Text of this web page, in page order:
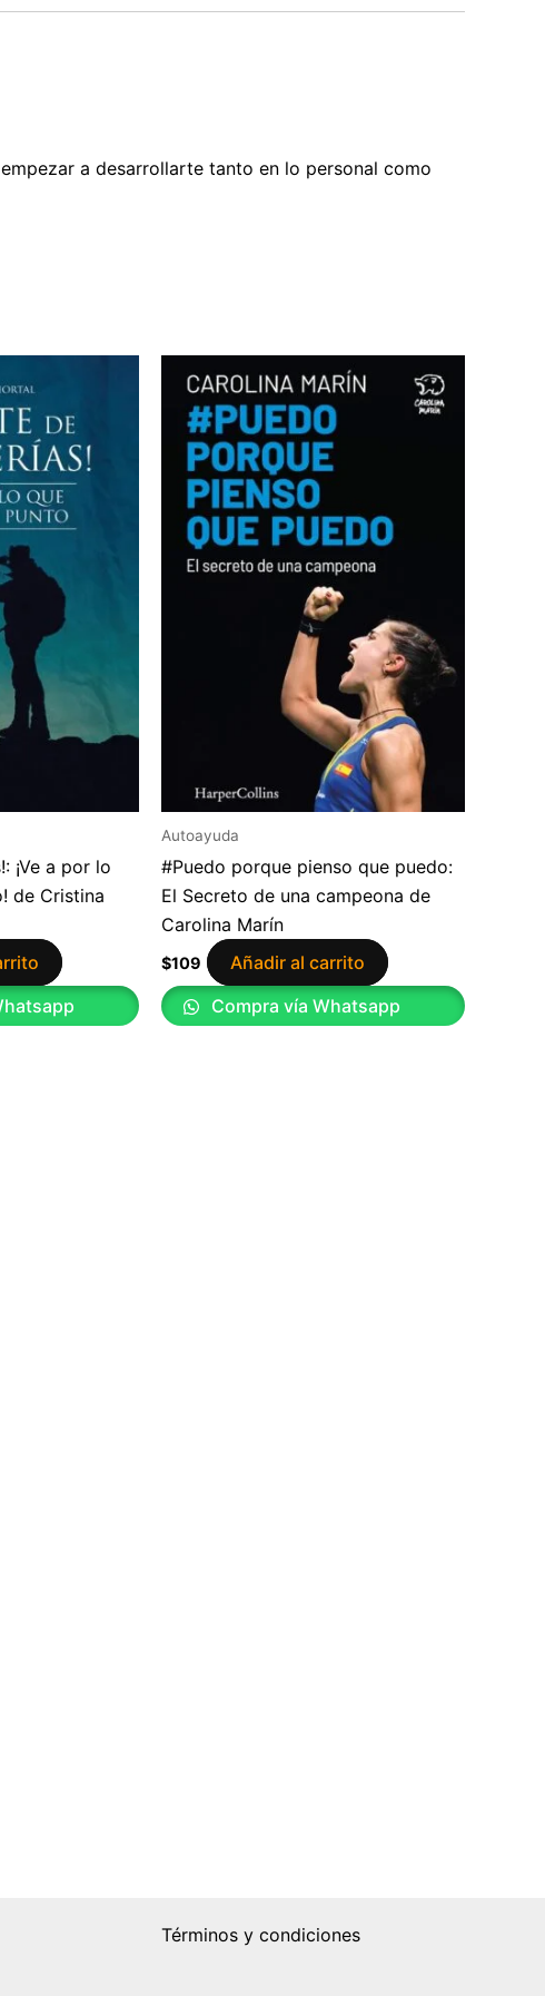
a desarrollarte tanto en lo personal como
¡Ve a por lo
de Cristina
Autoayuda
#Puedo porque pienso que puedo:
El Secreto de una campeona de
Carolina Marín
$109
Añadir al carrito
Compra vía Whatsapp
Términos y condiciones